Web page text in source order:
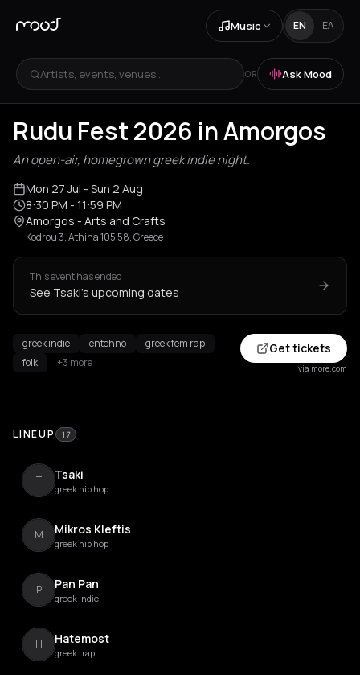
Music EN ΕΛ
Artists, events, venues... OR Ask Mood
Rudu Fest 2026 in Amorgos
An open-air, homegrown greek indie night.
Mon 27 Jul - Sun 2 Aug
8:30 PM - 11:59 PM
Amorgos - Arts and Crafts
Kodrou 3, Athina 105 58, Greece
This event has ended
See Tsaki's upcoming dates
greek indie entehno
greek fem rap
folk
+3 more
Get tickets
via more.com
LINEUP 17
T Tsaki
greek hip hop
M Mikros Kleftis
greek hip hop
P Pan Pan
greek indie
H Hatemost
greek trap